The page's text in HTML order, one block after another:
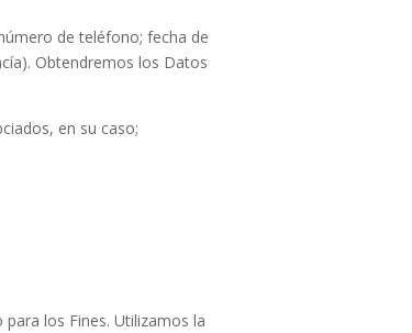
de teléfono; fecha de
Obtendremos los Datos
en su caso;
los Fines. Utilizamos la